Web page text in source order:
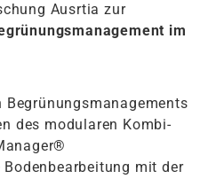
Ausrtia zur
im
des modularen Kombi-
mit der